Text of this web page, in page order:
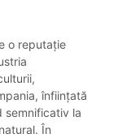
o reputație
înființată
semnificativ la
În